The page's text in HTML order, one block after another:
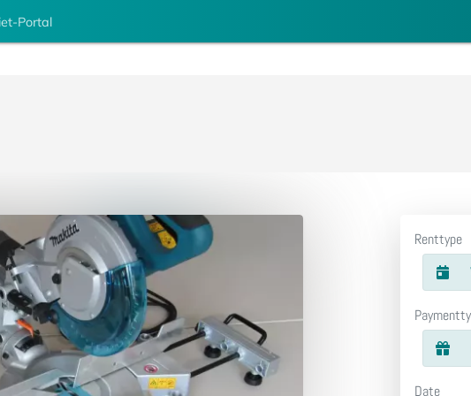
Portal
Renttype
Date